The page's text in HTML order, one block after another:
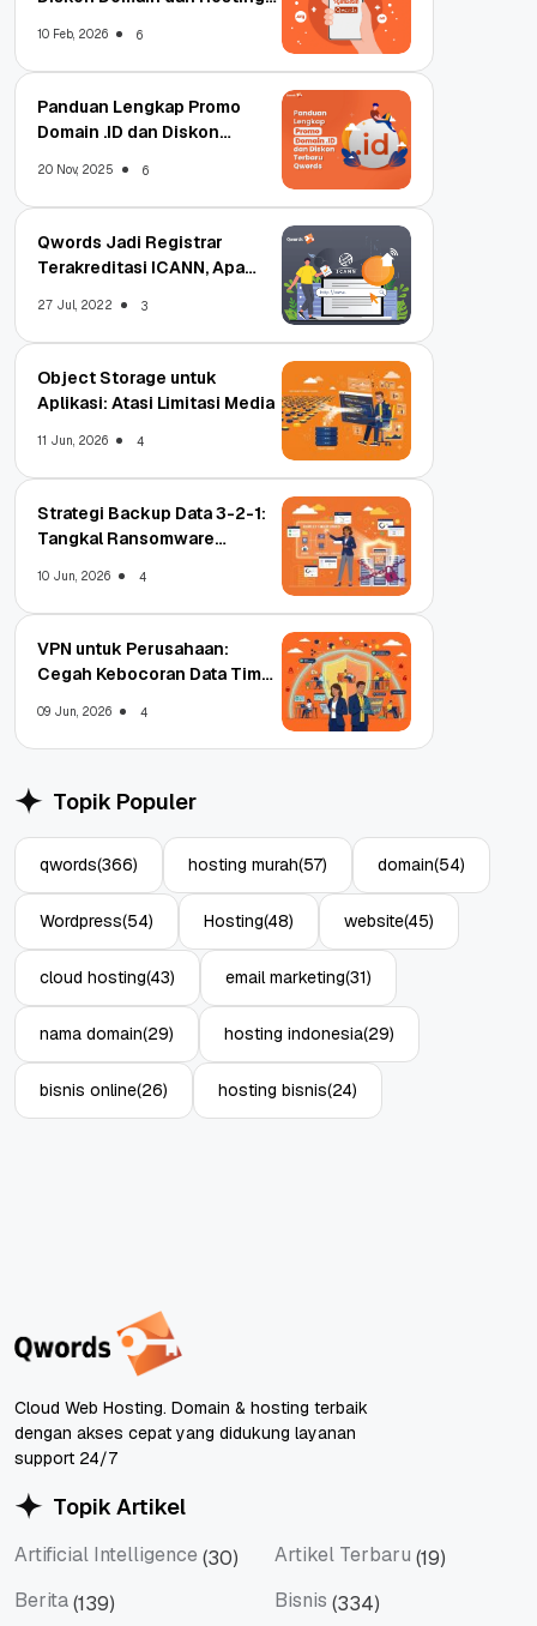
10 Feb, 2026 6
Panduan Lengkap Promo
Domain .ID dan Diskon
20 Nov, 2025 6
Qwords Jadi Registrar
Terakreditasi ICANN, Apa
27 Jul, 2022 3
Object Storage untuk
Aplikasi: Atasi Limitasi Media
11 Jun, 2026 4
Strategi Backup Data 3-2-1:
Tangkal Ransomware
10 Jun, 2026 4
VPN untuk Perusahaan:
Cegah Kebocoran Data Tim
09 Jun, 2026 4
Topik Populer
qwords(366) hosting murah(57) domain(54)
Wordpress(54) Hosting(48) website(45)
cloud hosting(43) email marketing(31)
nama domain(29) hosting indonesia(29)
bisnis online(26) hosting bisnis(24)
Cloud Web Hosting. Domain & hosting terbaik
dengan akses cepat yang didukung layanan
support 24/7
Topik Artikel
Artificial Intelligence (30) Artikel Terbaru (19)
Berita(139) Bisnis (334)